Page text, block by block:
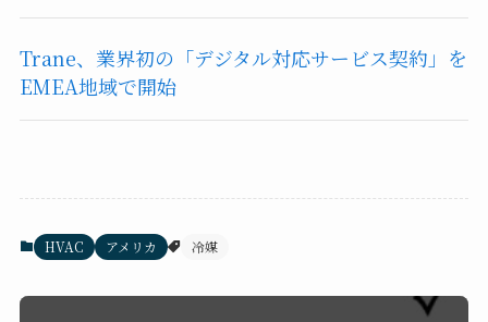
Trane、業界初の「デジタル対応サービス契約」を
EMEA地域で開始
HVAC アメリカ 冷媒